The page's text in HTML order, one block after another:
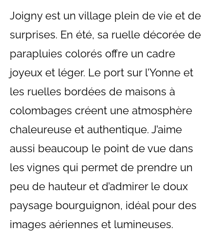
Joigny est un village plein de vie et de
surprises. En été, sa ruelle décorée de
parapluies colorés offre un cadre
joyeux et léger. Le port sur l’Yonne et
les ruelles bordées de maisons à
colombages créent une atmosphère
chaleureuse et authentique. J’aime
aussi beaucoup le point de vue dans
les vignes qui permet de prendre un
peu de hauteur et d’admirer le doux
paysage bourguignon, idéal pour des
images aériennes et lumineuses.